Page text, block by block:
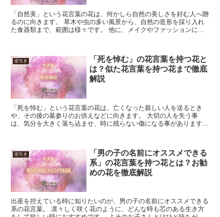
「自然美」という花言葉の花は、何かしら自然の美しさを好む人へ贈
るのに向きます。 草木や虫の多い風景から、自然の造形を採り入れ
た食器類まで、範囲は様々です。 他に、メイクやファッションに作
逆引き
「死を悼む」の花言葉を持つ花と
は？似た花言葉を持つ花まで徹底
解説
「死を悼む」という花言葉の花は、亡くなった親しい人を送るとき
や、その後の墓参りのお供えなどに向きます。 大切の人を失う事
は、気分を大きく落ち込ませ、時に残らない傷になる事があります。
逆引き
「男の子の名前にオススメできる
系」の花言葉を持つ花とは？お勧
めの花を徹底解説
出産を控えている時に知りたいのが、男の子の名前にオススメできる
系の花言葉。 凛々しく咲く花のように、どんな時も芯のある生き方